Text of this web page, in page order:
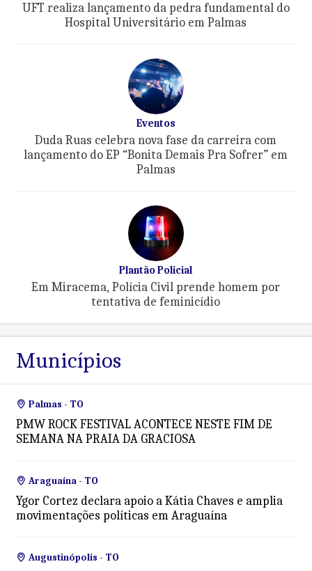
UFT realiza lançamento da pedra fundamental do
Hospital Universitário em Palmas
Eventos
Duda Ruas celebra nova fase da carreira com
lançamento do EP “Bonita Demais Pra Sofrer” em
Palmas
Plantão Policial
Em Miracema, Polícia Civil prende homem por
tentativa de feminicídio
Municípios
Palmas - TO
PMW ROCK FESTIVAL ACONTECE NESTE FIM DE
SEMANA NA PRAIA DA GRACIOSA
Araguaína - TO
Ygor Cortez declara apoio a Kátia Chaves e amplia
movimentações políticas em Araguaína
Augustinópolis - TO